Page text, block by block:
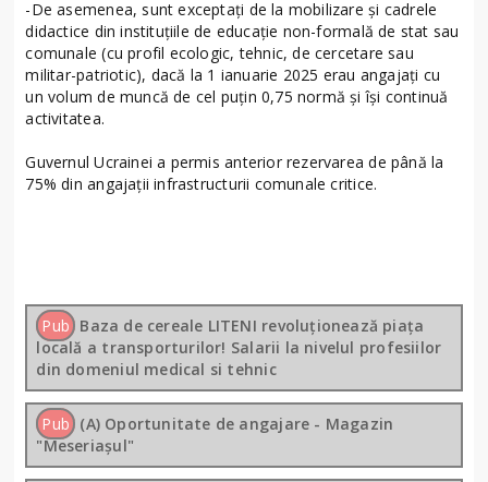
-De asemenea, sunt exceptați de la mobilizare și cadrele
didactice din instituțiile de educație non-formală de stat sau
comunale (cu profil ecologic, tehnic, de cercetare sau
militar-patriotic), dacă la 1 ianuarie 2025 erau angajați cu
un volum de muncă de cel puțin 0,75 normă și își continuă
activitatea.
Guvernul Ucrainei a permis anterior rezervarea de până la
75% din angajații infrastructurii comunale critice.
Pub Baza de cereale LITENI revoluționează piața
locală a transporturilor! Salarii la nivelul profesiilor
din domeniul medical si tehnic
Pub (A) Oportunitate de angajare - Magazin
"Meseriașul"